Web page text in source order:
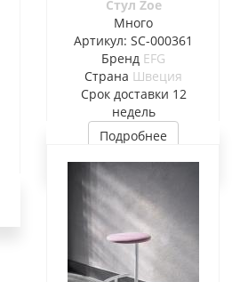
Стул Zoe
Много
Артикул: SC-000361
Бренд EFG
Страна Швеция
Cрок доставки 12
недель
Подробнее